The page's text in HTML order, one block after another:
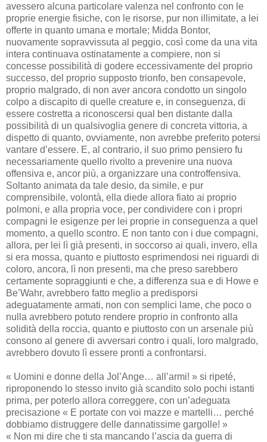
avessero alcuna particolare valenza nel confronto con le
proprie energie fisiche, con le risorse, pur non illimitate, a lei
offerte in quanto umana e mortale; Midda Bontor,
nuovamente sopravvissuta al peggio, così come da una vita
intera continuava ostinatamente a compiere, non si
concesse possibilità di godere eccessivamente del proprio
successo, del proprio supposto trionfo, ben consapevole,
proprio malgrado, di non aver ancora condotto un singolo
colpo a discapito di quelle creature e, in conseguenza, di
essere costretta a riconoscersi qual ben distante dalla
possibilità di un qualsivoglia genere di concreta vittoria, a
dispetto di quanto, ovviamente, non avrebbe preferito potersi
vantare d’essere. E, al contrario, il suo primo pensiero fu
necessariamente quello rivolto a prevenire una nuova
offensiva e, ancor più, a organizzare una controffensiva.
Soltanto animata da tale desio, da simile, e pur
comprensibile, volontà, ella diede allora fiato ai proprio
polmoni, e alla propria voce, per condividere con i propri
compagni le esigenze per lei proprie in conseguenza a quel
momento, a quello scontro. E non tanto con i due compagni,
allora, per lei lì già presenti, in soccorso ai quali, invero, ella
si era mossa, quanto e piuttosto esprimendosi nei riguardi di
coloro, ancora, lì non presenti, ma che preso sarebbero
certamente sopraggiunti e che, a differenza sua e di Howe e
Be’Wahr, avrebbero fatto meglio a predisporsi
adeguatamente armati, non con semplici lame, che poco o
nulla avrebbero potuto rendere proprio in confronto alla
solidità della roccia, quanto e piuttosto con un arsenale più
consono al genere di avversari contro i quali, loro malgrado,
avrebbero dovuto lì essere pronti a confrontarsi.
« Uomini e donne della Jol’Ange… all’armi! » si ripeté,
riproponendo lo stesso invito già scandito solo pochi istanti
prima, per poterlo allora correggere, con un’adeguata
precisazione « E portate con voi mazze e martelli… perché
dobbiamo distruggere delle dannatissime gargolle! »
« Non mi dire che ti sta mancando l’ascia da guerra di